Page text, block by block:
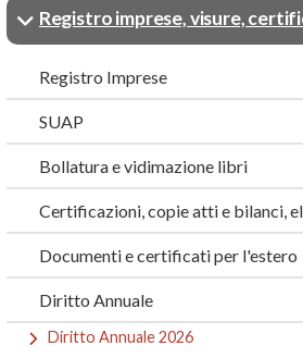
Registro imprese, visure,
Registro Imprese
SUAP
Bollatura e vidimazione libri
Certificazioni, copie atti e bilanci,
Documenti e certificati per l'estero
Diritto Annuale
Diritto Annuale 2026